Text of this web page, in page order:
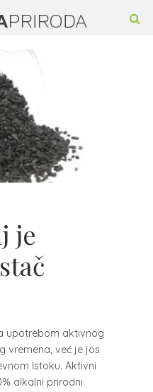
je
upotrebom aktivnog
vremena, već je jos
Istoku. Aktivni
alkalni prirodni